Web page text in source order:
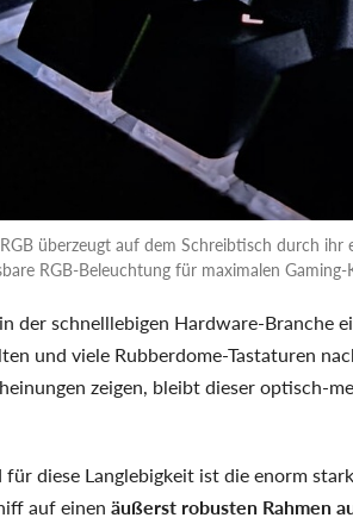
überzeugt auf dem Schreibtisch durch
RGB-Beleuchtung für maximalen
der schnelllebigen Hardware-Branche
und viele Rubberdome-Tastaturen
zeigen, bleibt dieser optisch-
diese Langlebigkeit ist die enorm
auf einen äußerst robusten Rahmen